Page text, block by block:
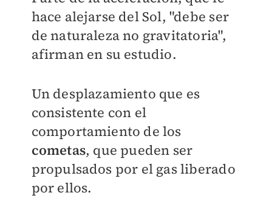
hace alejarse del Sol, "debe ser
de naturaleza no gravitatoria",
afirman en su estudio.
Un desplazamiento que es
consistente con el
comportamiento de los
cometas, que pueden ser
propulsados por el gas liberado
por ellos.